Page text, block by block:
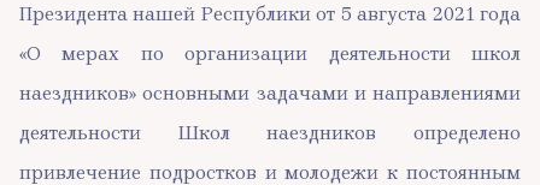
Президента нашей Республики от 5 августа 2021 года
«О мерах по организации деятельности школ
наездников» основными задачами и направлениями
деятельности Школ наездников определено
привлечение подростков и молодежи к постоянным